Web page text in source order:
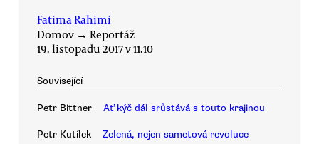
Fatima Rahimi
Domov → Reportáž
19. listopadu 2017 v 11.10
Související
Petr Bittner Ať kýč dál srůstává s touto krajinou
Petr Kutílek Zelená, nejen sametová revoluce